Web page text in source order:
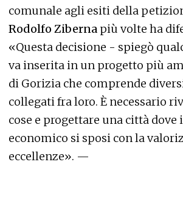
comunale agli esiti della
Rodolfo Ziberna più volte ha
«Questa decisione - spiegò
va inserita in un progetto più
di Gorizia che comprende
collegati fra loro. È necessario
cose e progettare una città
economico si sposi con la
eccellenze». —